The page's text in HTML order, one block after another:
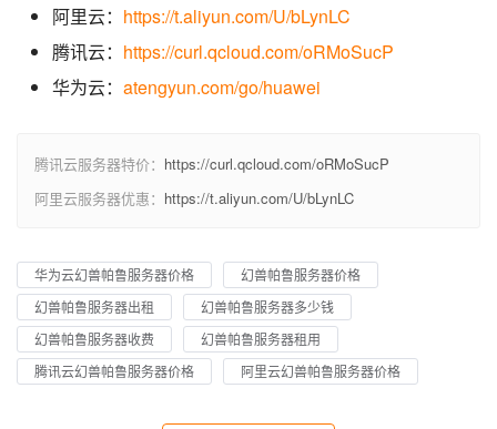
阿里云： https://t.aliyun.com/U/bLynLC
腾讯云： https://curl.qcloud.com/oRMoSucP
华为云： atengyun.com/go/huawei
腾讯云服务器特价： https://curl.qcloud.com/oRMoSucP
阿里云服务器优惠： https://t.aliyun.com/U/bLynLC
华为云幻兽帕鲁服务器价格
幻兽帕鲁服务器价格
幻兽帕鲁服务器出租
幻兽帕鲁服务器多少钱
幻兽帕鲁服务器收费
幻兽帕鲁服务器租用
腾讯云幻兽帕鲁服务器价格
阿里云幻兽帕鲁服务器价格